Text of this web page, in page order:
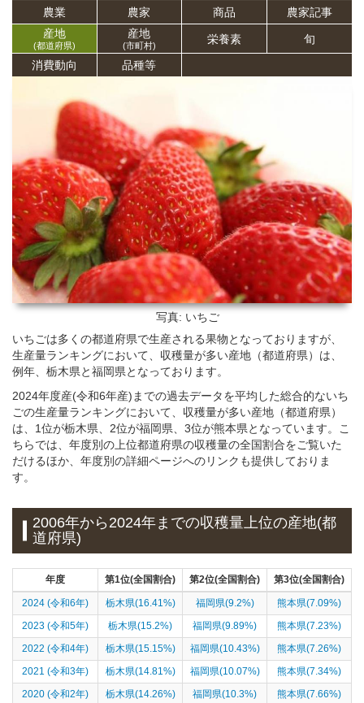
農業 農家 商品
農家記事
産地
(都道府県)
産地
(市町村) 栄養素 旬
消費動向 品種等
写真: いちご
いちごは多くの都道府県で生産される果物となっておりますが、
生産量ランキングにおいて、収穫量が多い産地（都道府県）は、
例年、栃木県と福岡県となっております。
2024年度産(令和6年産)までの過去データを平均した総合的ないち
ごの生産量ランキングにおいて、収穫量が多い産地（都道府県）
は、1位が栃木県、2位が福岡県、3位が熊本県となっています。こ
ちらでは、年度別の上位都道府県の収穫量の全国割合をご覧いた
だけるほか、年度別の詳細ページへのリンクも提供しておりま
す。
2006年から2024年までの収穫量上位の産地(都
道府県)
年度 第1位(全国割合) 第2位(全国割合) 第3位(全国割合)
2024 (令和6年) 栃木県(16.41%) 福岡県(9.2%)
熊本県(7.09%)
2023 (令和5年)
栃木県(15.2%) 福岡県(9.89%)
熊本県(7.23%)
2022 (令和4年)
栃木県(15.15%) 福岡県(10.43%)
熊本県(7.26%)
2021 (令和3年)
栃木県(14.81%) 福岡県(10.07%)
熊本県(7.34%)
2020 (令和2年)
栃木県(14.26%) 福岡県(10.3%)
熊本県(7.66%)